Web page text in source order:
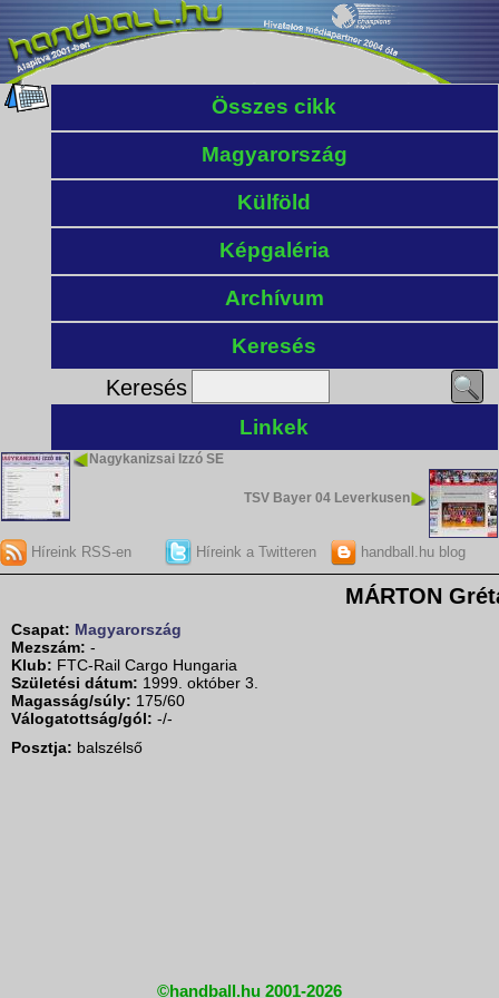
Összes cikk
Magyarország
Külföld
Képgaléria
Archívum
Keresés
Keresés
Linkek
Nagykanizsai Izzó SE
TSV Bayer 04 Leverkusen
Híreink RSS-en Híreink a Twitteren handball.hu blog
MÁRTON
Csapat: Magyarország
Mezszám: -
Klub: FTC-Rail Cargo Hungaria
Születési dátum: 1999. október 3.
Magasság/súly: 175/60
Válogatottság/gól: -/-
Posztja: balszélső
©handball.hu 2001-2026